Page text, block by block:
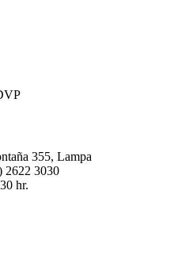
355, Lampa
2622 3030
hr.